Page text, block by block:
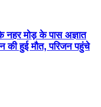
नहर मोड़ के पास अज्ञात
की हुई मौत, परिजन पहुंचे